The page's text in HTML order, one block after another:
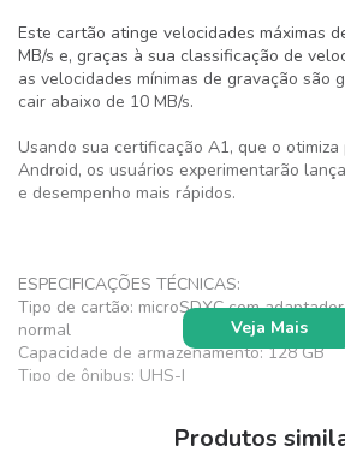
Este cartão atinge velocidades máximas
MB/s e, graças à sua classificação de
as velocidades mínimas de gravação são
cair abaixo de 10 MB/s.
Usando sua certificação A1, que o
Android, os usuários experimentarão
e desempenho mais rápidos.
ESPECIFICAÇÕES TÉCNICAS:
Tipo de cartão: microSDXC com
normal
Capacidade de armazenamento: 128 GB
Tipo de ônibus: UHS-I
Classe de desempenho do aplicativo: A1
Veja Mais
Produtos